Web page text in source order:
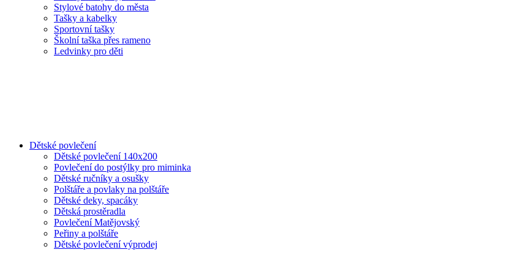
Stylové batohy do města
Tašky a kabelky
Sportovní tašky
Školní taška přes rameno
Ledvinky pro děti
Dětské povlečení
Dětské povlečení 140x200
Povlečení do postýlky pro miminka
Dětské ručníky a osušky
Polštáře a povlaky na polštáře
Dětské deky, spacáky
Dětská prostěradla
Povlečení Matějovský
Peřiny a polštáře
Dětské povlečení výprodej